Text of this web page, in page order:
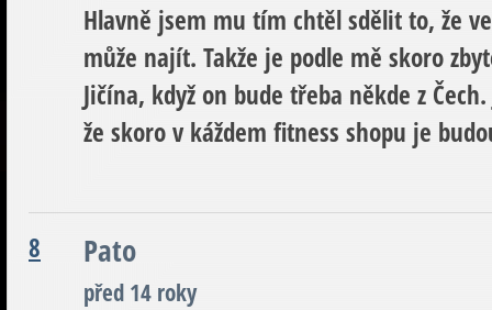
Hlavně jsem mu tím chtěl sdělit to, že
může najít. Takže je podle mě skoro
Jičína, když on bude třeba někde z
že skoro v káždem fitness shopu je
8 Pato
před 14 roky